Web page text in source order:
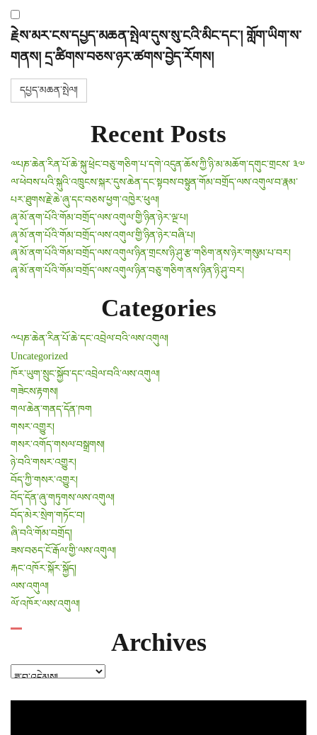
རྗེས་མར་ངས་དཔྱད་མཆན་སྤེལ་དུས་སུ་ངའི་མིང་དང་། གློག་ཡིག་ས་
གནས། དྲ་ཚིགས་བཅས་ཉར་ཚགས་བྱེད་རོགས།
Recent Posts
༧པཎ་ཆེན་རིན་པོ་ཆེ་སྐུ་ཕྲེང་བཅུ་གཅིག་པ་དགེ་འདུན་ཆོས་ཀྱི་ཉི་མ་མཆོག་དགུང་གྲངས་ ༣༧
ལ་ཕེབས་པའི་སྐུའི་འཁྲུངས་སྐར་དུས་ཆེན་དང་སྟབས་བསྟུན་གོམ་བགྲོད་ལས་འགུལ་བ་རྣམ་
པར་ཐུགས་རྗེ་ཆེ་ཞུ་དང་བཅས་ཕྱག་འཁྱེར་ཕུལ།
ཞྭ་མོ་ནག་པོའི་གོམ་བགྲོད་ལས་འགུལ་གྱི་ཉིན་ཉེར་ལྔ་པ།
ཞྭ་མོ་ནག་པོའི་གོམ་བགྲོད་ལས་འགུལ་གྱི་ཉིན་ཉེར་བཞི་པ།
ཞྭ་མོ་ནག་པོའི་གོམ་བགྲོད་ལས་འགུལ་ཉིན་གྲངས་ཉི་ཤུ་རྩ་གཅིག་ནས་ཉེར་གསུམ་པ་བར།
ཞྭ་མོ་ནག་པོའི་གོམ་བགྲོད་ལས་འགུལ་ཉིན་བཅུ་གཅིག་ནས་ཉིན་ཉི་ཤུ་བར།
Categories
༸པཎ་ཆེན་རིན་པོ་ཆེ་དང་འབྲེལ་བའི་ལས་འགུལ།
Uncategorized
ཁོར་ཡུག་སྲུང་སྐྱོབ་དང་འབྲེལ་བའི་ལས་འགུལ།
གཟེངས་རྟགས།
གལ་ཆེན་གནད་དོན་ཁག
གསར་འགྱུར།
གསར་འགོད་གསལ་བསྒྲགས།
ཉེ་བའི་གསར་འགྱུར།
བོད་ཀྱི་གསར་འགྱུར།
བོད་དོན་ཞུ་གཏུགས་ལས་འགུལ།
བོད་མེར་སྲེག་གཏོང་བ།
ཞི་བའི་གོམ་བགྲོད།
ཟས་བཅད་ངོ་རྒོལ་གྱི་ལས་འགུལ།
རྐང་འཁོར་སྐོར་སྐྱོད།
ལས་འགུལ།
ལོ་འཁོར་ལས་འགུལ།
Archives
Archives